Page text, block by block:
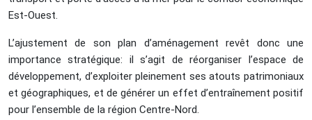
Est-Ouest.
L’ajustement de son plan d’aménagement revêt donc une
importance stratégique: il s’agit de réorganiser l’espace de
développement, d’exploiter pleinement ses atouts patrimoniaux
et géographiques, et de générer un effet d’entraînement positif
pour l’ensemble de la région Centre-Nord.